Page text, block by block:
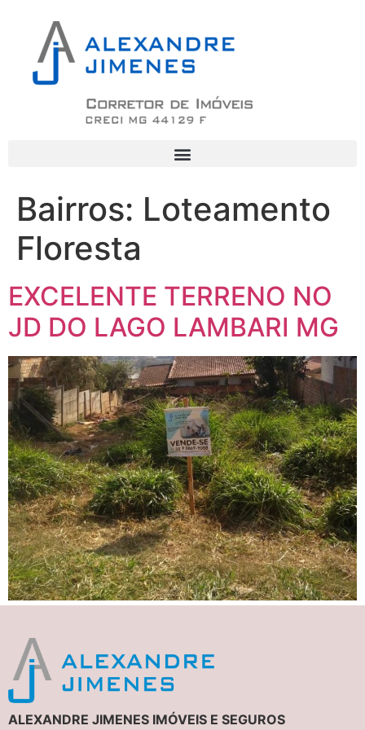
Bairros: Loteamento
Floresta
EXCELENTE TERRENO NO
JD DO LAGO LAMBARI MG
ALEXANDRE JIMENES IMÓVEIS E SEGUROS